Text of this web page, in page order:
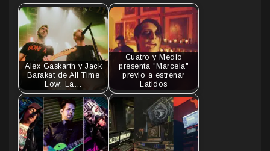
Alex Gaskarth y Jack
Barakat de All Time
Low: La…
Cuatro y Medio
presenta "Marcela"
previo a estrenar
Latidos